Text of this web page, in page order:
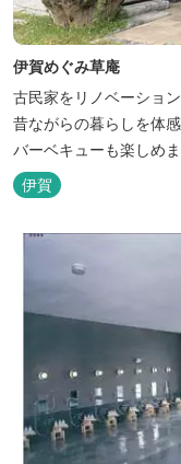
伊賀めぐみ草庵
古民家をリノベーショ
昔ながらの暮らしを体
バーベキューも楽しめま
伊賀